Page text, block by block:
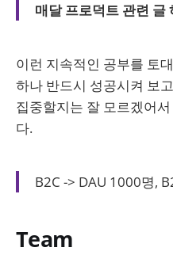
매달 프로덕트 관련 글
이런 지속적인 공부를 토
하나 반드시 성공시켜 보
집중할지는 잘 모르겠어
다.
B2C -> DAU 1000명,
Team